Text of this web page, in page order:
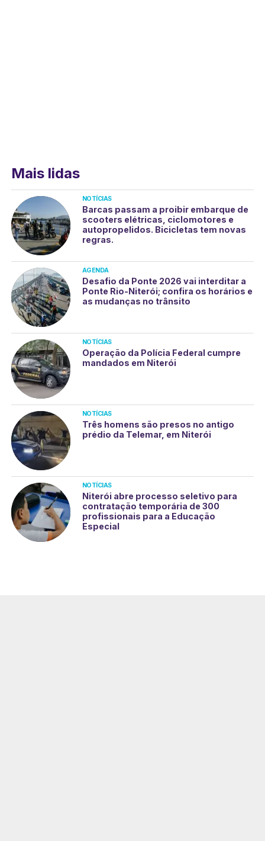
Mais lidas
NOTÍCIAS
Barcas passam a proibir embarque de
scooters elétricas, ciclomotores e
autopropelidos. Bicicletas tem novas
regras.
AGENDA
Desafio da Ponte 2026 vai interditar a
Ponte Rio-Niterói; confira os horários e
as mudanças no trânsito
NOTÍCIAS
Operação da Polícia Federal cumpre
mandados em Niterói
NOTÍCIAS
Três homens são presos no antigo
prédio da Telemar, em Niterói
NOTÍCIAS
Niterói abre processo seletivo para
contratação temporária de 300
profissionais para a Educação
Especial